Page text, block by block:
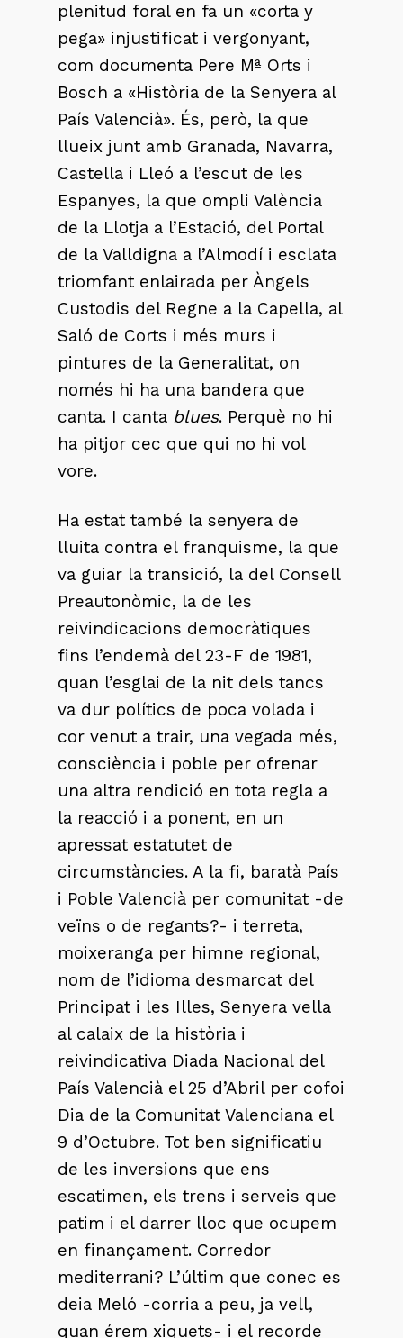
plenitud foral en fa un «corta y
pega» injustificat i vergonyant,
com documenta Pere Mª Orts i
Bosch a «Història de la Senyera al
País Valencià». És, però, la que
llueix junt amb Granada, Navarra,
Castella i Lleó a l’escut de les
Espanyes, la que ompli València
de la Llotja a l’Estació, del Portal
de la Valldigna a l’Almodí i esclata
triomfant enlairada per Àngels
Custodis del Regne a la Capella, al
Saló de Corts i més murs i
pintures de la Generalitat, on
només hi ha una bandera que
canta. I canta blues. Perquè no hi
ha pitjor cec que qui no hi vol
vore.
Ha estat també la senyera de
lluita contra el franquisme, la que
va guiar la transició, la del Consell
Preautonòmic, la de les
reivindicacions democràtiques
fins l’endemà del 23-F de 1981,
quan l’esglai de la nit dels tancs
va dur polítics de poca volada i
cor venut a trair, una vegada més,
consciència i poble per ofrenar
una altra rendició en tota regla a
la reacció i a ponent, en un
apressat estatutet de
circumstàncies. A la fi, baratà País
i Poble Valencià per comunitat -de
veïns o de regants?- i terreta,
moixeranga per himne regional,
nom de l’idioma desmarcat del
Principat i les Illes, Senyera vella
al calaix de la història i
reivindicativa Diada Nacional del
País Valencià el 25 d’Abril per cofoi
Dia de la Comunitat Valenciana el
9 d’Octubre. Tot ben significatiu
de les inversions que ens
escatimen, els trens i serveis que
patim i el darrer lloc que ocupem
en finançament. Corredor
mediterrani? L’últim que conec es
deia Meló -corria a peu, ja vell,
quan érem xiquets- i el recorde